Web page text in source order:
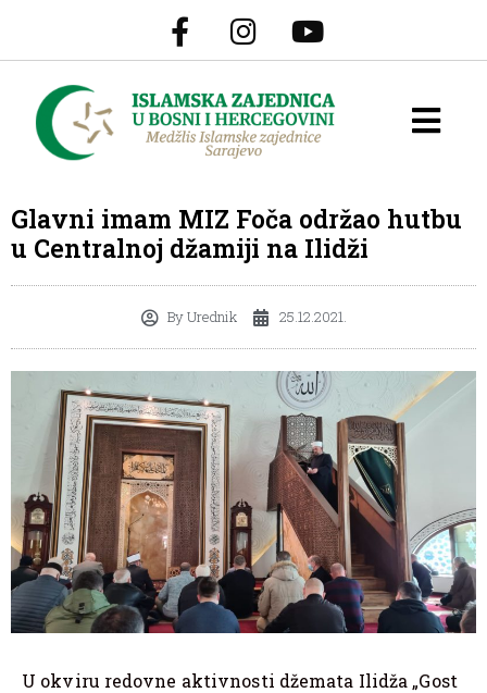
Glavni imam MIZ Foča održao hutbu
u Centralnoj džamiji na Ilidži
ByUrednik 25.12.2021.
U okviru redovne aktivnosti džemata Ilidža „Gost